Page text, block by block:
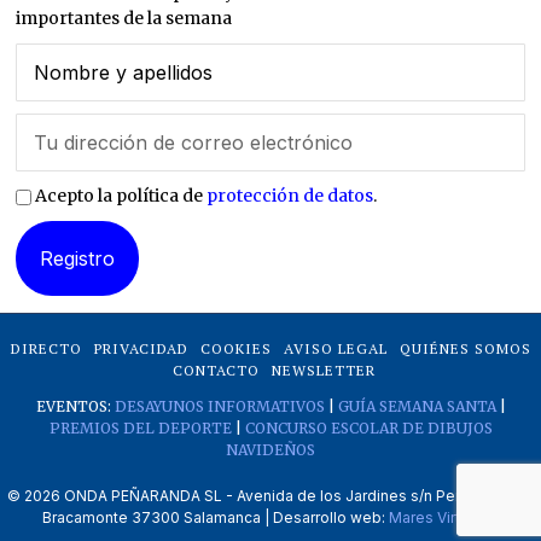
importantes de la semana
Acepto la política de protección de datos.
DIRECTO PRIVACIDAD COOKIES AVISO LEGAL
QUIÉNES SOMOS
CONTACTO
NEWSLETTER
EVENTOS: DESAYUNOS INFORMATIVOS GUÍA SEMANA SANTA|
PREMIOS DEL DEPORTE| CONCURSO ESCOLAR DE DIBUJOS
NAVIDEÑOS
© 2026 ONDA PEÑARANDA SL - Avenida de los Jardines s/n Peñaranda de
Bracamonte 37300 Salamanca | Desarrollo web: Mares Virtuales